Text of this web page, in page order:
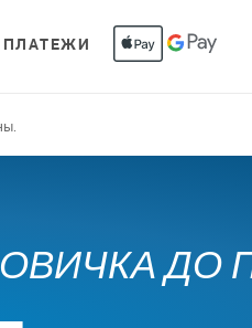
ДО